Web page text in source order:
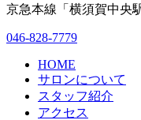
京急本線「横須賀中央
046-828-7779
HOME
サロンについて
スタッフ紹介
アクセス